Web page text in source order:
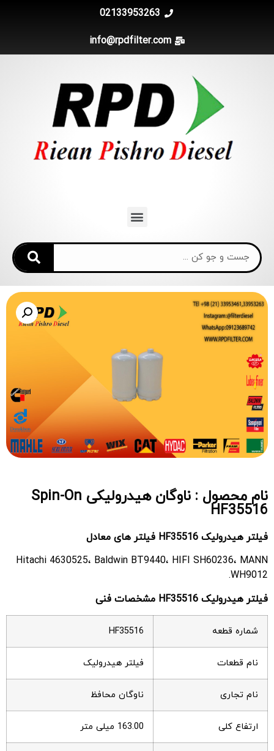
02133953263
info@rpdfilter.com
نام محصول : ناوگان هیدرولیکی Spin-On
HF35516
فیلتر هیدرولیک HF35516 فیلتر های معادل
Hitachi 4630525، Baldwin BT9440، HIFI SH60236، MANN
WH9012.
فیلتر هیدرولیک HF35516 مشخصات فنی
شماره قطعه HF35516
نام قطعات فیلتر هیدرولیک
نام تجاری ناوگان محافظ
ارتفاع کلی 163.00 میلی متر